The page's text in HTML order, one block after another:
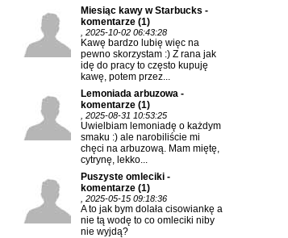
Miesiąc kawy w Starbucks -
komentarze (1)
, 2025-10-02 06:43:28
Kawę bardzo lubię więc na
pewno skorzystam :) Z rana jak
idę do pracy to często kupuję
kawę, potem przez...
Lemoniada arbuzowa -
komentarze (1)
, 2025-08-31 10:53:25
Uwielbiam lemoniadę o każdym
smaku :) ale narobiliście mi
chęci na arbuzową. Mam miętę,
cytrynę, lekko...
Puszyste omleciki -
komentarze (1)
, 2025-05-15 09:18:36
A to jak bym dolała cisowiankę a
nie tą wodę to co omleciki niby
nie wyjdą?